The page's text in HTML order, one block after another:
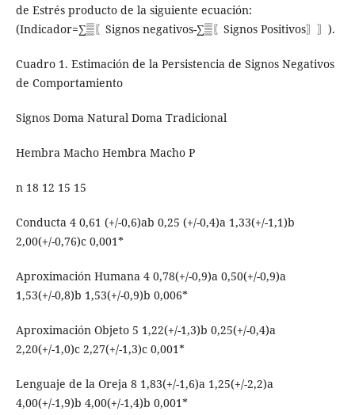
de Estrés producto de la siguiente ecuación:
(Indicador=∑▒〖Signos negativos-∑▒〖Signos Positivos〗〗).
Cuadro 1. Estimación de la Persistencia de Signos Negativos
de Comportamiento
Signos Doma Natural Doma Tradicional
Hembra Macho Hembra Macho P
n 18 12 15 15
Conducta 4 0,61 (+/-0,6)ab 0,25 (+/-0,4)a 1,33(+/-1,1)b
2,00(+/-0,76)c 0,001*
Aproximación Humana 4 0,78(+/-0,9)a 0,50(+/-0,9)a
1,53(+/-0,8)b 1,53(+/-0,9)b 0,006*
Aproximación Objeto 5 1,22(+/-1,3)b 0,25(+/-0,4)a
2,20(+/-1,0)c 2,27(+/-1,3)c 0,001*
Lenguaje de la Oreja 8 1,83(+/-1,6)a 1,25(+/-2,2)a
4,00(+/-1,9)b 4,00(+/-1,4)b 0,001*